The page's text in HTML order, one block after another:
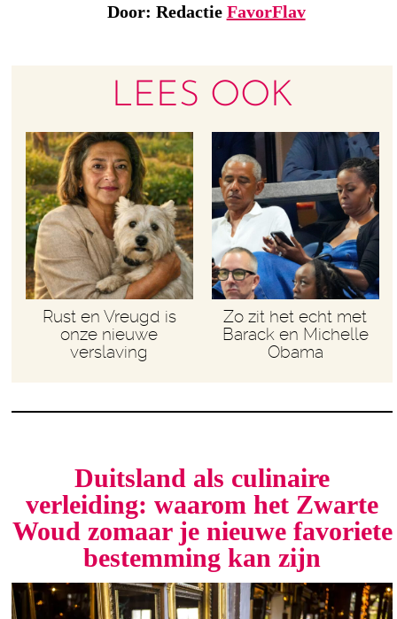
Door: Redactie FavorFlav
LEES OOK
Rust en Vreugd is
onze nieuwe
verslaving
Zo zit het echt met
Barack en Michelle
Obama
Duitsland als culinaire
verleiding: waarom het Zwarte
Woud zomaar je nieuwe favoriete
bestemming kan zijn